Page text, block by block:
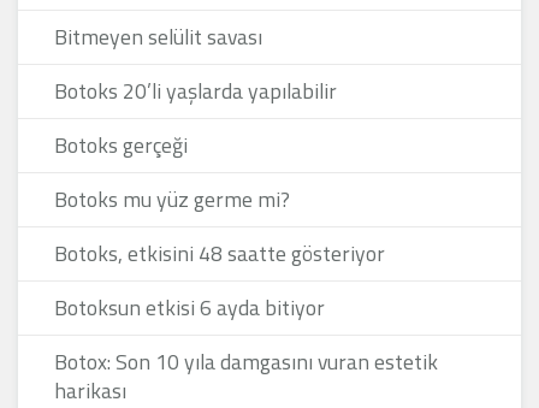
Bitmeyen selülit savası
Botoks 20’li yaşlarda yapılabilir
Botoks gerçeği
Botoks mu yüz germe mi?
Botoks, etkisini 48 saatte gösteriyor
Botoksun etkisi 6 ayda bitiyor
Botox: Son 10 yıla damgasını vuran estetik
harikası